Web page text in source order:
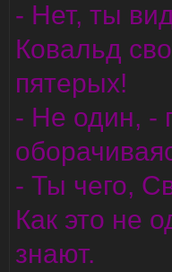
- Нет, ты
Ковальд
пятерых!
- Не один, -
- Ты чего,
Как это не
знают.